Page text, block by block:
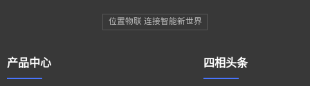
位置物联 连接智能新世界
产品中心 四相头条